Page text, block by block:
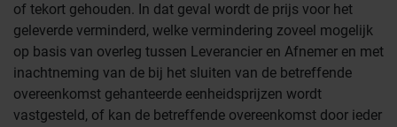
of tekort gehouden. In dat geval wordt de prijs voor het
geleverde verminderd, welke vermindering zoveel mogelijk
op basis van overleg tussen Leverancier en Afnemer en met
inachtneming van de bij het sluiten van de betreffende
overeenkomst gehanteerde eenheidsprijzen wordt
vastgesteld, of kan de betreffende overeenkomst door ieder